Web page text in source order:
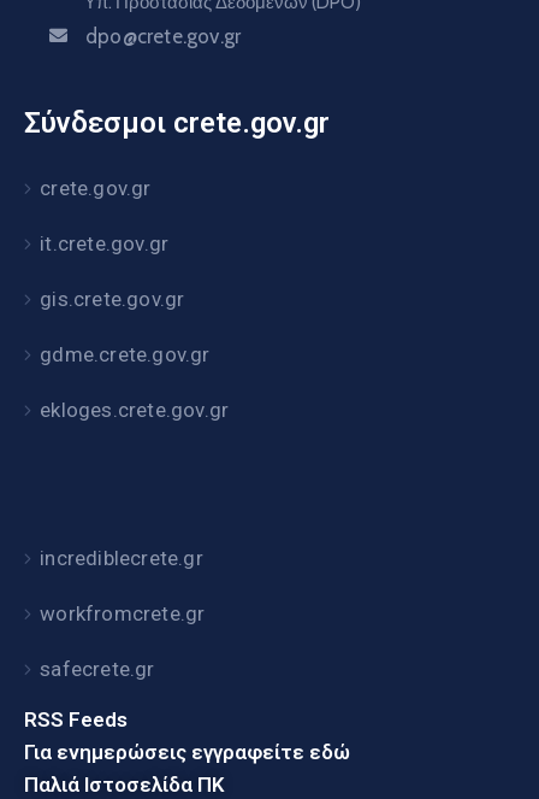
dpo@crete.gov.gr
Σύνδεσμοι crete.gov.gr
crete.gov.gr
it.crete.gov.gr
gis.crete.gov.gr
gdme.crete.gov.gr
ekloges.crete.gov.gr
incrediblecrete.gr
workfromcrete.gr
safecrete.gr
RSS Feeds
Για ενημερώσεις εγγραφείτε εδώ
Παλιά Ιστοσελίδα ΠΚ